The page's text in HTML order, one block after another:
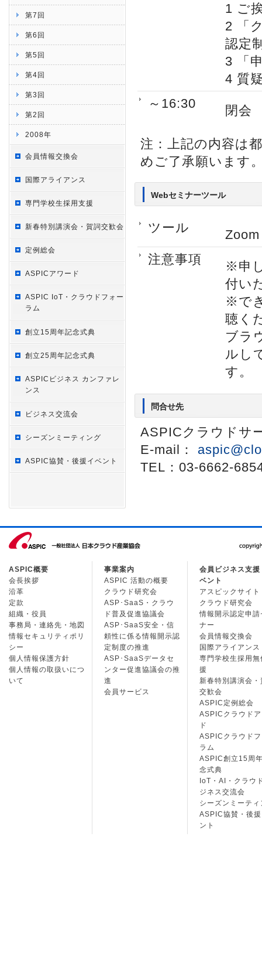
第7回
第6回
第5回
第4回
第3回
第2回
2008年
会員情報交換会
国際アライアンス
専門学校生採用支援
新春特別講演会・賀詞交歓会
定例総会
ASPICアワード
ASPIC IoT・クラウドフォー
ラム
創立15周年記念式典
創立25周年記念式典
ASPICビジネス カンファレ
ンス
ビジネス交流会
シーズンミーティング
ASPIC協賛・後援イベント
1 ご
2 「
認定
3 「
4 質
～16:30
閉会
注：上記の内容は
めご了承願います
Webセミナーツール
ツール
注意事項
※申
付い
※で
聴く
ブラ
ルし
す。
問合せ先
ASPICクラウドサ
E-mail：
TEL：03-6662-
ASPIC概要
会長挨拶
沿革
定款
組織・役員
事務局・連絡先・地図
情報セキュリティポリ
シー
個人情報保護方針
個人情報の取扱いにつ
いて
事業案内
ASPIC 活動の概要
クラウド研究会
ASP･SaaS・クラウ
ド普及促進協議会
ASP･SaaS安全・信
頼性に係る情報開示認
定制度の推進
ASP･SaaSデータセ
ンター促進協議会の推
進
会員サービス
会員ビジネス支援
ベント
アスピックサイト
クラウド研究会
情報開示認定申請
ナー
会員情報交換会
国際アライアンス
専門学校生採用無
援
新春特別講演会・
交歓会
ASPIC定例総会
ASPICクラウド
ド
ASPICクラウド
ラム
ASPIC創立15周
念式典
IoT・AI・クラウ
ジネス交流会
シーズンミーティ
ASPIC協賛・後
ント